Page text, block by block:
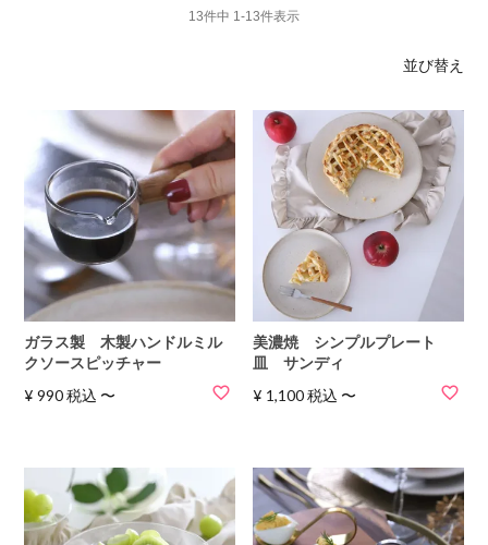
並び替え
13件中 1-13件表示
ガラス製 木製ハンドルミル
クソースピッチャー
¥ 990 税込 〜
美濃焼 シンプルプレート
皿 サンディ
¥ 1,100税込 〜